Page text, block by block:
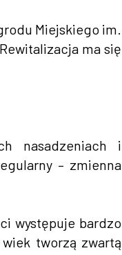
Miejskiego im.
ma się
nasadzeniach i
– zmienna
występuje bardzo
tworzą zwartą